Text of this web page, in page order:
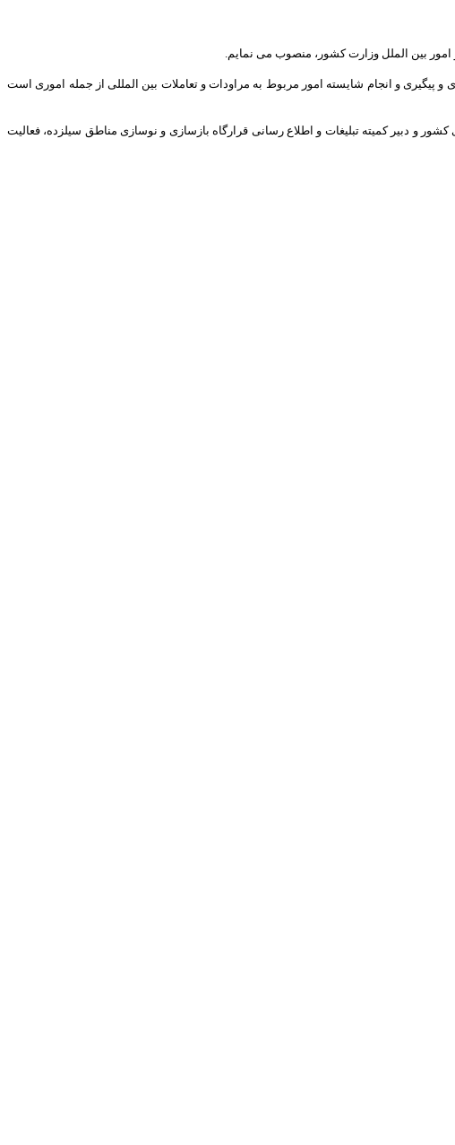
بین الملل وزارت کشور، منصوب می نمایم.
پیگیری و انجام شایسته امور مربوط به مراودات و تعاملات بین المللی از جمله اموری است
و دبیر کمیته تبلیغات و اطلاع رسانی قرارگاه بازسازی و نوسازی مناطق سیلزده، فعالیت